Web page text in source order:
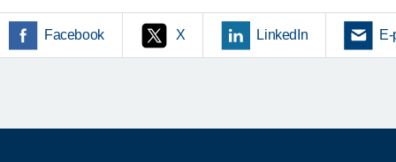
Facebook X LinkedIn